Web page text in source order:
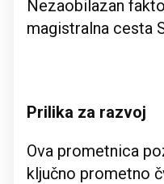
Nezaobilazan
magistralna cesta
Prilika za razvoj
Ova prometnica
ključno prometno